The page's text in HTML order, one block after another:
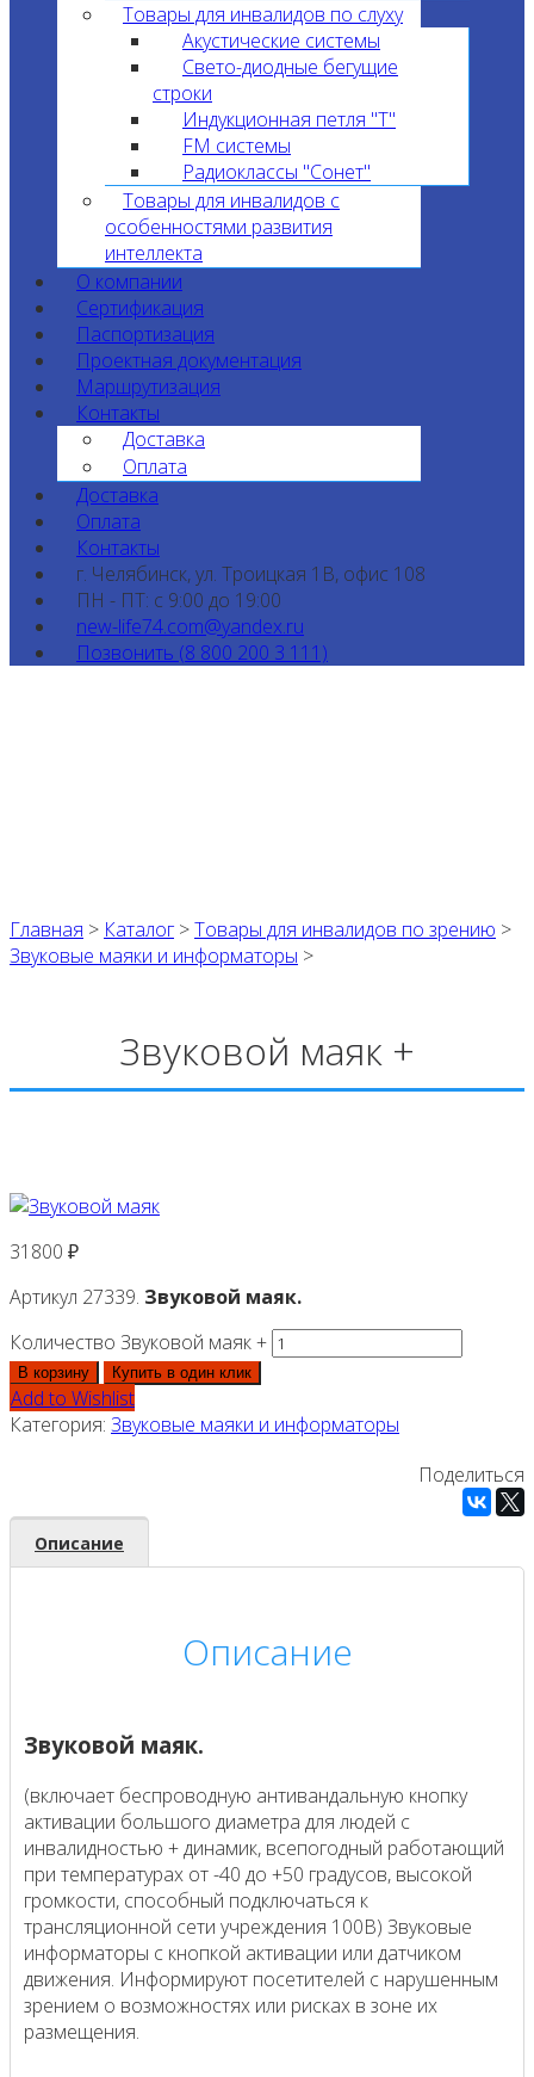
Товары для инвалидов по слуху
Акустические системы
Свето-диодные бегущие
строки
Индукционная петля "T"
FM системы
Радиоклассы "Сонет"
Товары для инвалидов с
особенностями развития
интеллекта
О компании
Сертификация
Паспортизация
Проектная документация
Маршрутизация
Контакты
Доставка
Оплата
Доставка
Оплата
Контакты
г. Челябинск, ул. Троицкая 1В, офис 108
ПН - ПТ: с 9:00 до 19:00
new-life74.com@yandex.ru
Позвонить (8 800 200 3 111)
Главная > Каталог >Товары для инвалидов по зрению >
Звуковые маяки и информаторы >
Звуковой маяк +
31800 ₽
Артикул 27339. Звуковой маяк.
Количество Звуковой маяк +
В корзину Купить в один клик
Add to Wishlist
Категория: Звуковые маяки и информаторы
Поделиться
Описание
Описание
Звуковой маяк.
(включает беспроводную антивандальную кнопку
активации большого диаметра для людей с
инвалидностью + динамик, всепогодный работающий
при температурах от -40 до +50 градусов, высокой
громкости, способный подключаться к
трансляционной сети учреждения 100В) Звуковые
информаторы с кнопкой активации или датчиком
движения. Информируют посетителей с нарушенным
зрением о возможностях или рисках в зоне их
размещения.